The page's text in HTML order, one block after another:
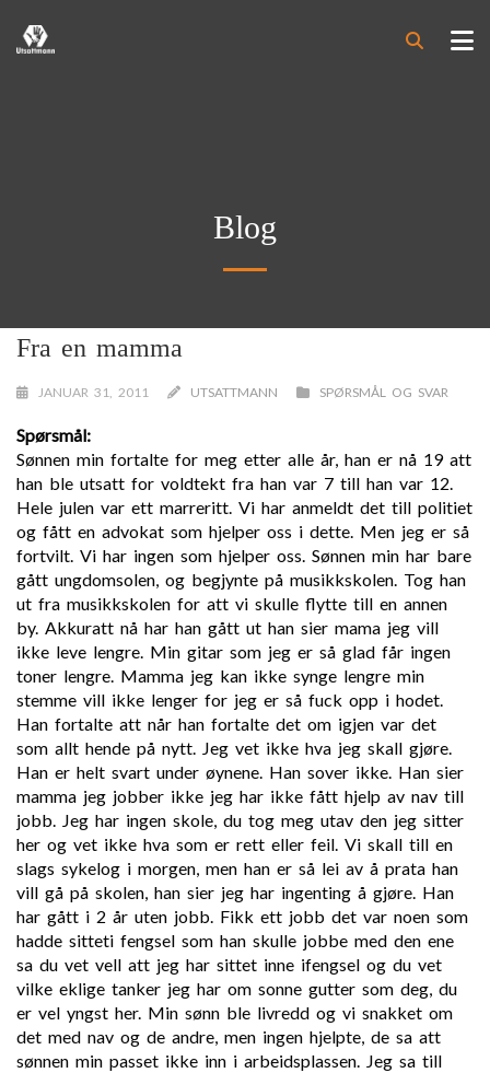
Blog
Fra en mamma
JANUAR 31, 2011 UTSATTMANN SPØRSMÅL OG SVAR
Spørsmål:
Sønnen min fortalte for meg etter alle år, han er nå 19 att
han ble utsatt for voldtekt fra han var 7 till han var 12.
Hele julen var ett marreritt. Vi har anmeldt det till politiet
og fått en advokat som hjelper oss i dette. Men jeg er så
fortvilt. Vi har ingen som hjelper oss. Sønnen min har bare
gått ungdomsolen, og begjynte på musikkskolen. Tog han
ut fra musikkskolen for att vi skulle flytte till en annen
by. Akkuratt nå har han gått ut han sier mama jeg vill
ikke leve lengre. Min gitar som jeg er så glad får ingen
toner lengre. Mamma jeg kan ikke synge lengre min
stemme vill ikke lenger for jeg er så fuck opp i hodet.
Han fortalte att når han fortalte det om igjen var det
som allt hende på nytt. Jeg vet ikke hva jeg skall gjøre.
Han er helt svart under øynene. Han sover ikke. Han sier
mamma jeg jobber ikke jeg har ikke fått hjelp av nav till
jobb. Jeg har ingen skole, du tog meg utav den jeg sitter
her og vet ikke hva som er rett eller feil. Vi skall till en
slags sykelog i morgen, men han er så lei av å prata han
vill gå på skolen, han sier jeg har ingenting å gjøre. Han
har gått i 2 år uten jobb. Fikk ett jobb det var noen som
hadde sitteti fengsel som han skulle jobbe med den ene
sa du vet vell att jeg har sittet inne ifengsel og du vet
vilke eklige tanker jeg har om sonne gutter som deg, du
er vel yngst her. Min sønn ble livredd og vi snakket om
det med nav og de andre, men ingen hjelpte, de sa att
sønnen min passet ikke inn i arbeidsplassen. Jeg sa till